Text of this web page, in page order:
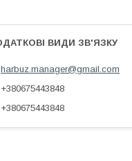
harbuz.manager@gmail.com
+380675443848
+380675443848